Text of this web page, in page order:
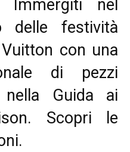
Immergiti nel
delle festività
con una
di pezzi
nella Guida ai
Scopri le